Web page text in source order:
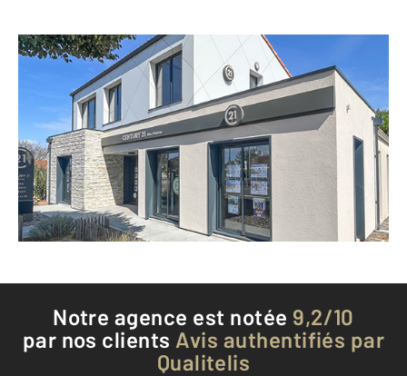
CENTURY 21 Bleu Marine
270 avenue François Mitterrand
OLONNE SUR MER - 85340
Envoyer un message
Téléphoner à l'agence
Notre agence est notée 9,2/10
par nos clients Avis authentifiés par
Qualitelis